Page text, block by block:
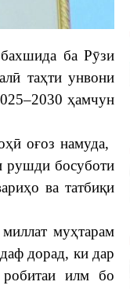
ба Рӯзи
таҳти унвони
ҳамчун
оғоз намуда,
рушди босуботи
ва татбиқи
муҳтарам
дорад, ки дар
робитаи илм бо